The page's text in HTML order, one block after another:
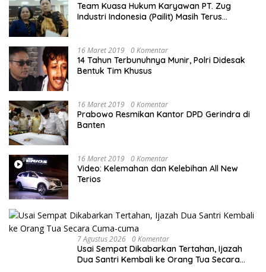
Team Kuasa Hukum Karyawan PT. Zug
Industri Indonesia (Pailit) Masih Terus
16 Maret 2019 0 Komentar
14 Tahun Terbunuhnya Munir, Polri Didesak
Bentuk Tim Khusus
16 Maret 2019 0 Komentar
Prabowo Resmikan Kantor DPD Gerindra di
Banten
16 Maret 2019 0 Komentar
Video: Kelemahan dan Kelebihan All New
Terios
7 Agustus 2026 0 Komentar
Usai Sempat Dikabarkan Tertahan, Ijazah
Dua Santri Kembali ke Orang Tua Secara